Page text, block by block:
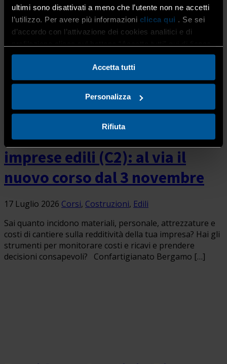
ultimi sono disattivati a meno che l’utente non ne accetti
l’utilizzo. Per avere più informazioni clicca qui . Se sei
d’accordo con l’attivazione dei cookies analitici e di
Accetta tutti
Personalizza
Rifiuta
il Ministero del Lavoro ha definito l’elenco delle violazioni
in […]
Controllo di gestione per le
imprese edili (C2): al via il
nuovo corso dal 3 novembre
17 Luglio 2026 Corsi, Costruzioni, Edili
Sai quanto incidono materiali, personale, attrezzature e
costi di cantiere sulla redditività della tua impresa? Hai gli
strumenti per monitorare costi e ricavi e prendere
decisioni consapevoli? Confartigianato Bergamo […]